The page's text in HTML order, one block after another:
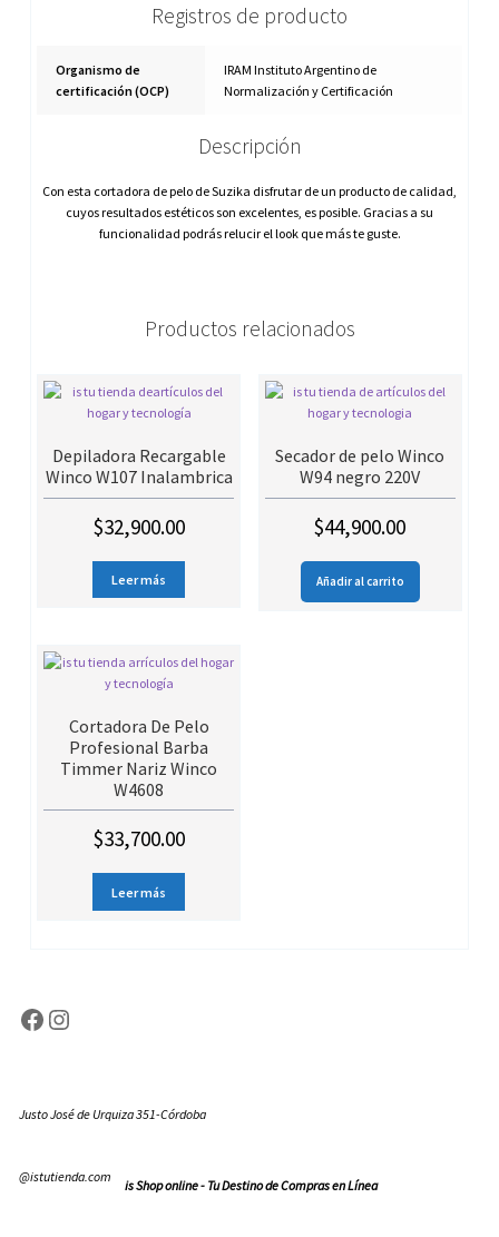
Registros de producto
Organismo de
certificación (OCP)
IRAM Instituto Argentino de
Normalización y Certificación
Descripción
Con esta cortadora de pelo de Suzika disfrutar de un producto de calidad,
cuyos resultados estéticos son excelentes, es posible. Gracias a su
funcionalidad podrás relucir el look que más te guste.
Productos relacionados
Depiladora Recargable
Winco W107 Inalambrica
$32,900.00
Leer más
Secador de pelo Winco
W94 negro 220V
$44,900.00
Añadir al carrito
Cortadora De Pelo
Profesional Barba
Timmer Nariz Winco
W4608
$33,700.00
Leer más
Facebook
Instagram
Justo José de Urquiza 351-Córdoba
@istutienda.com is Shop online - Tu Destino de Compras en Línea